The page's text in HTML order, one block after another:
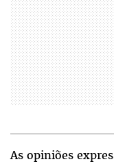
As opiniões